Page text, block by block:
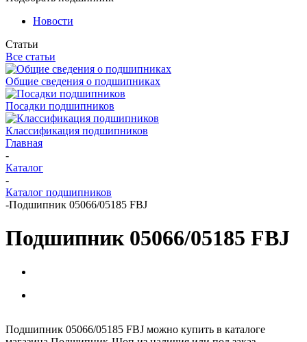
Новости
Статьи
Все статьи
Общие сведения о подшипниках
Посадки подшипников
Классификация подшипников
Главная
-
Каталог
-
Каталог подшипников
-Подшипник 05066/05185 FBJ
Подшипник 05066/05185 FBJ
Подшипник 05066/05185 FBJ можно купить в каталоге